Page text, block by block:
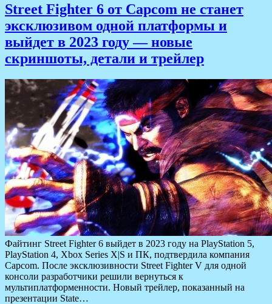
Street Fighter 6 от Capcom не станет
эксклюзивом одной платформы и
выйдет в 2023 году — новые
скриншоты, детали и трейлер
Файтинг Street Fighter 6 выйдет в 2023 году на PlayStation 5,
PlayStation 4, Xbox Series X|S и ПК, подтвердила компания
Capcom. После эксклюзивности Street Fighter V для одной
консоли разработчики решили вернуться к
мультиплатформенности. Новый трейлер, показанный на
презентации State…